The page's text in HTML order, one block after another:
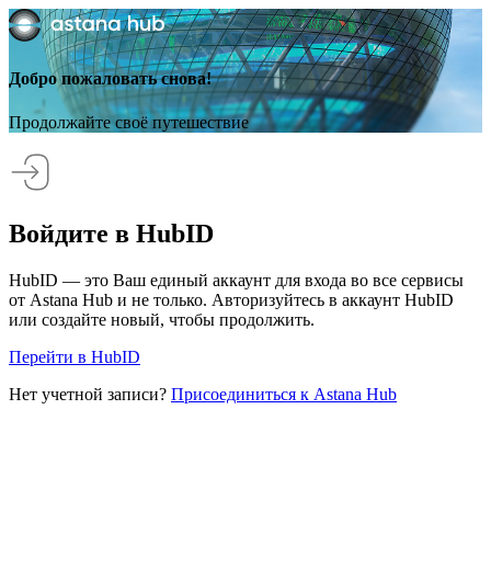
Добро пожаловать снова!
Продолжайте своё путешествие
Войдите в HubID
HubID — это Ваш единый аккаунт для входа во все сервисы
от Astana Hub и не только. Авторизуйтесь в аккаунт HubID
или создайте новый, чтобы продолжить.
Перейти в HubID
Нет учетной записи? Присоединиться к Astana Hub